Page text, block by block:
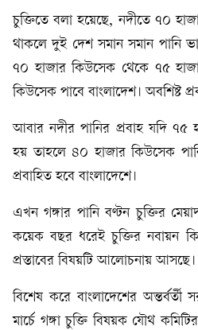
চুক্তিতে বলা হয়েছে, নদীতে ৭০
থাকলে দুই দেশ সমান সমান পানি
৭০ হাজার কিউসেক থেকে ৭৫
কিউসেক পাবে বাংলাদেশ। অবশিষ্ট
আবার নদীর পানির প্রবাহ যদি ৭৫
হয় তাহলে ৪০ হাজার কিউসেক
প্রবাহিত হবে বাংলাদেশে।
এখন গঙ্গার পানি বণ্টন চুক্তির
কয়েক বছর ধরেই চুক্তির নবায়ন
প্রস্তাবের বিষয়টি আলোচনায় আসছে।
বিশেষ করে বাংলাদেশের
মার্চে গঙ্গা চুক্তি বিষয়ক যৌথ